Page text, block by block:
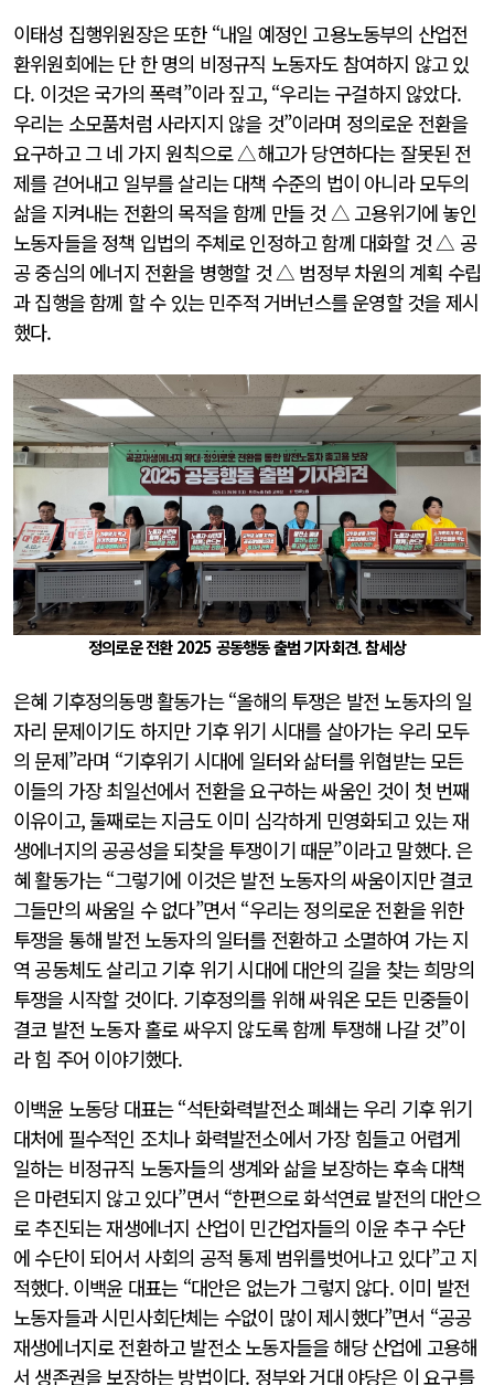
이태성 집행위원장은 또한 “내일 예정인 고용노동부의 산업전
환위원회에는 단 한 명의 비정규직 노동자도 참여하지 않고 있
다. 이것은 국가의 폭력”이라 짚고, “우리는 구걸하지 않았다.
우리는 소모품처럼 사라지지 않을 것”이라며 정의로운 전환을
요구하고 그 네 가지 원칙으로 △해고가 당연하다는 잘못된 전
제를 걷어내고 일부를 살리는 대책 수준의 법이 아니라 모두의
삶을 지켜내는 전환의 목적을 함께 만들 것 △ 고용위기에 놓인
노동자들을 정책 입법의 주체로 인정하고 함께 대화할 것 △ 공
공 중심의 에너지 전환을 병행할 것 △ 범정부 차원의 계획 수립
과 집행을 함께 할 수 있는 민주적 거버넌스를 운영할 것을 제시
했다.
정의로운 전환 2025 공동행동 출범 기자회견. 참세상
은혜 기후정의동맹 활동가는 “올해의 투쟁은 발전 노동자의 일
자리 문제이기도 하지만 기후 위기 시대를 살아가는 우리 모두
의 문제”라며 “기후위기 시대에 일터와 삶터를 위협받는 모든
이들의 가장 최일선에서 전환을 요구하는 싸움인 것이 첫 번째
이유이고, 둘째로는 지금도 이미 심각하게 민영화되고 있는 재
생에너지의 공공성을 되찾을 투쟁이기 때문”이라고 말했다. 은
혜 활동가는 “그렇기에 이것은 발전 노동자의 싸움이지만 결코
그들만의 싸움일 수 없다”면서 “우리는 정의로운 전환을 위한
투쟁을 통해 발전 노동자의 일터를 전환하고 소멸하여 가는 지
역 공동체도 살리고 기후 위기 시대에 대안의 길을 찾는 희망의
투쟁을 시작할 것이다. 기후정의를 위해 싸워온 모든 민중들이
결코 발전 노동자 홀로 싸우지 않도록 함께 투쟁해 나갈 것”이
라 힘 주어 이야기했다.
이백윤 노동당 대표는 “석탄화력발전소 폐쇄는 우리 기후 위기
대처에 필수적인 조치나 화력발전소에서 가장 힘들고 어렵게
일하는 비정규직 노동자들의 생계와 삶을 보장하는 후속 대책
은 마련되지 않고 있다”면서 “한편으로 화석연료 발전의 대안으
로 추진되는 재생에너지 산업이 민간업자들의 이윤 추구 수단
에 수단이 되어서 사회의 공적 통제 범위를벗어나고 있다”고 지
적했다. 이백윤 대표는 “대안은 없는가 그렇지 않다. 이미 발전
노동자들과 시민사회단체는 수없이 많이 제시했다”면서 “공공
재생에너지로 전환하고 발전소 노동자들을 해당 산업에 고용해
서 생존권을 보장하는 방법이다. 정부와 거대 야당은 이 요구를